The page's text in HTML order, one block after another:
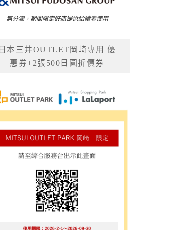
無分潤，期間限定好康提供給讀者使用
日本三井OUTLET岡崎專用 優
惠券+2張500日圓折價券